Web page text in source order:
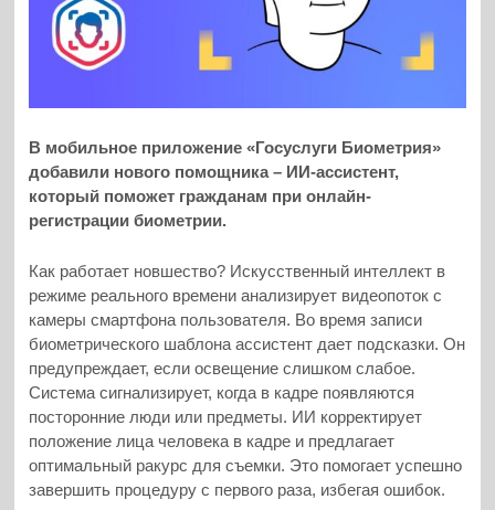
В мобильное приложение «Госуслуги Биометрия»
добавили нового помощника – ИИ-ассистент,
который поможет гражданам при онлайн-
регистрации биометрии.
Как работает новшество? Искусственный интеллект в
режиме реального времени анализирует видеопоток с
камеры смартфона пользователя. Во время записи
биометрического шаблона ассистент дает подсказки. Он
предупреждает, если освещение слишком слабое.
Система сигнализирует, когда в кадре появляются
посторонние люди или предметы. ИИ корректирует
положение лица человека в кадре и предлагает
оптимальный ракурс для съемки. Это помогает успешно
завершить процедуру с первого раза, избегая ошибок.